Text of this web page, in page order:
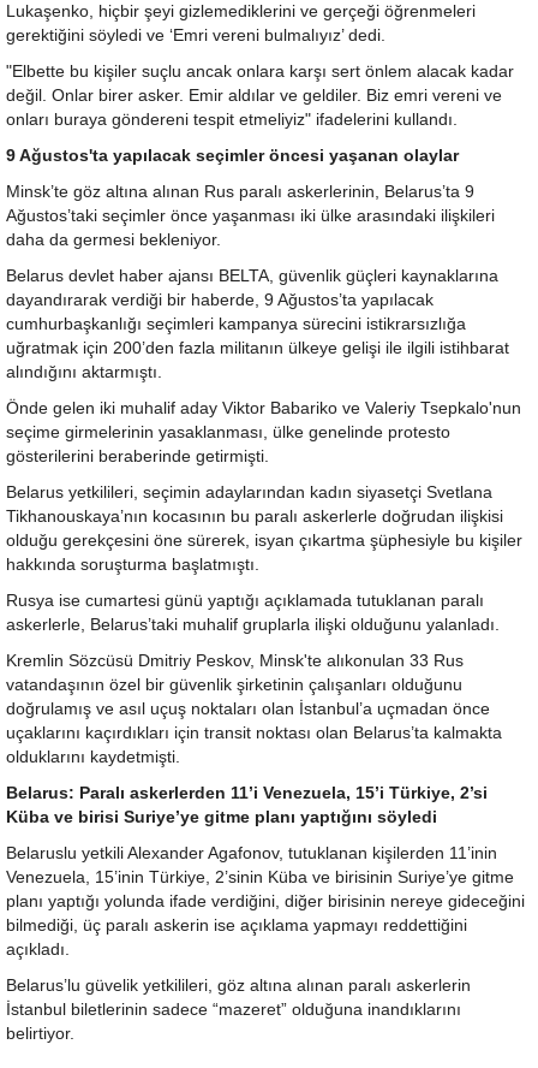
Lukaşenko, hiçbir şeyi gizlemediklerini ve gerçeği öğrenmeleri
gerektiğini söyledi ve ‘Emri vereni bulmalıyız’ dedi.
"Elbette bu kişiler suçlu ancak onlara karşı sert önlem alacak kadar
değil. Onlar birer asker. Emir aldılar ve geldiler. Biz emri vereni ve
onları buraya göndereni tespit etmeliyiz" ifadelerini kullandı.
9 Ağustos'ta yapılacak seçimler öncesi yaşanan olaylar
Minsk’te göz altına alınan Rus paralı askerlerinin, Belarus’ta 9
Ağustos’taki seçimler önce yaşanması iki ülke arasındaki ilişkileri
daha da germesi bekleniyor.
Belarus devlet haber ajansı BELTA, güvenlik güçleri kaynaklarına
dayandırarak verdiği bir haberde, 9 Ağustos’ta yapılacak
cumhurbaşkanlığı seçimleri kampanya sürecini istikrarsızlığa
uğratmak için 200’den fazla militanın ülkeye gelişi ile ilgili istihbarat
alındığını aktarmıştı.
Önde gelen iki muhalif aday Viktor Babariko ve Valeriy Tsepkalo'nun
seçime girmelerinin yasaklanması, ülke genelinde protesto
gösterilerini beraberinde getirmişti.
Belarus yetkilileri, seçimin adaylarından kadın siyasetçi Svetlana
Tikhanouskaya’nın kocasının bu paralı askerlerle doğrudan ilişkisi
olduğu gerekçesini öne sürerek, isyan çıkartma şüphesiyle bu kişiler
hakkında soruşturma başlatmıştı.
Rusya ise cumartesi günü yaptığı açıklamada tutuklanan paralı
askerlerle, Belarus’taki muhalif gruplarla ilişki olduğunu yalanladı.
Kremlin Sözcüsü Dmitriy Peskov, Minsk'te alıkonulan 33 Rus
vatandaşının özel bir güvenlik şirketinin çalışanları olduğunu
doğrulamış ve asıl uçuş noktaları olan İstanbul’a uçmadan önce
uçaklarını kaçırdıkları için transit noktası olan Belarus’ta kalmakta
olduklarını kaydetmişti.
Belarus: Paralı askerlerden 11’i Venezuela, 15’i Türkiye, 2’si
Küba ve birisi Suriye’ye gitme planı yaptığını söyledi
Belaruslu yetkili Alexander Agafonov, tutuklanan kişilerden 11’inin
Venezuela, 15’inin Türkiye, 2’sinin Küba ve birisinin Suriye’ye gitme
planı yaptığı yolunda ifade verdiğini, diğer birisinin nereye gideceğini
bilmediği, üç paralı askerin ise açıklama yapmayı reddettiğini
açıkladı.
Belarus’lu güvelik yetkilileri, göz altına alınan paralı askerlerin
İstanbul biletlerinin sadece “mazeret” olduğuna inandıklarını
belirtiyor.